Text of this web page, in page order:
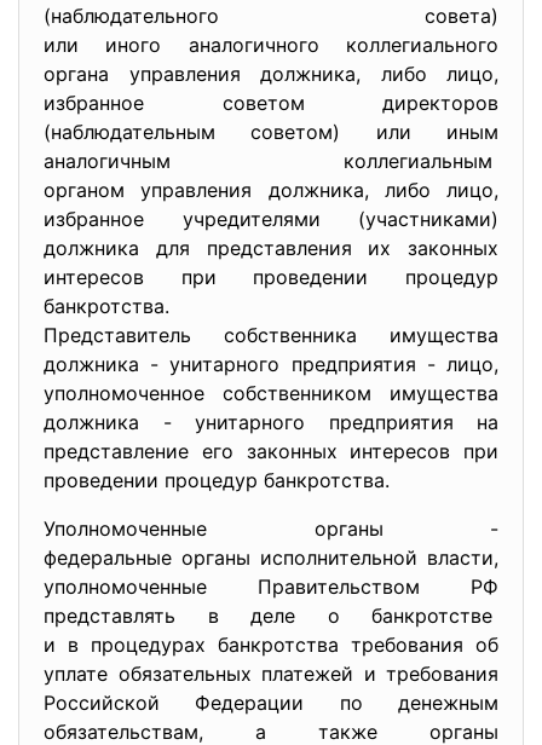
(наблюдательного совета)
или иного аналогичного коллегиального
органа управления должника, либо лицо,
избранное советом директоров
(наблюдательным советом) или иным
аналогичным коллегиальным
органом управления должника, либо лицо,
избранное учредителями (участниками)
должника для представления их законных
интересов при проведении процедур
банкротства.
Представитель собственника имущества
должника - унитарного предприятия - лицо,
уполномоченное собственником имущества
должника - унитарного предприятия на
представление его законных интересов при
проведении процедур банкротства.
Уполномоченные органы -
федеральные органы исполнительной власти,
уполномоченные Правительством РФ
представлять в деле о банкротстве
и в процедурах банкротства требования об
уплате обязательных платежей и требования
Российской Федерации по денежным
обязательствам, а также органы